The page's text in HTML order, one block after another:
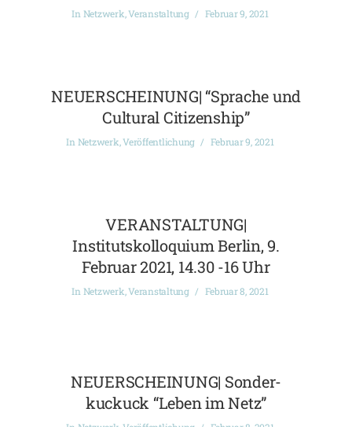
In Netzwerk,Veranstaltung Februar 9, 2021
NEUERSCHEINUNG| “Sprache und
Cultural Citizenship”
In Netzwerk,Veröffentlichung Februar 9, 2021
VERANSTALTUNG|
Institutskolloquium Berlin, 9.
Februar 2021, 14.30 -16 Uhr
In Netzwerk,Veranstaltung Februar 8, 2021
NEUERSCHEINUNG| Sonder-
kuckuck “Leben im Netz”